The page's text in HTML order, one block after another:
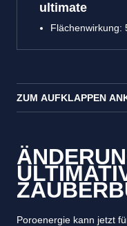
ultimate
Flächenwirkung:
ZUM AUFKLAPPEN
Poroenergie kann jetzt